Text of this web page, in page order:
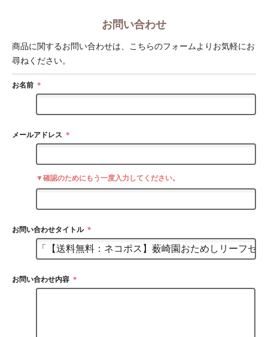
お問い合わせ
商品に関するお問い合わせは、こちらのフォームよりお気軽にお
尋ねください。
お名前 ＊
メールアドレス ＊
▼確認のためにもう一度入力してください。
お問い合わせタイトル ＊
お問い合わせ内容 ＊